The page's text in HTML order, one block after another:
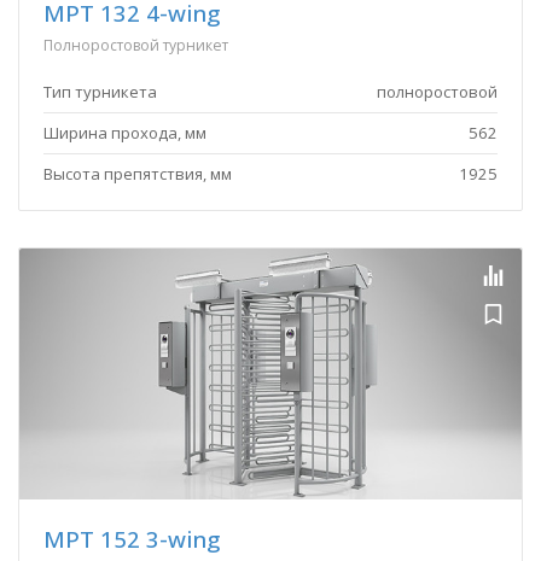
MPT 132 4-wing
Полноростовой турникет
Тип турникета
полноростовой
Ширина прохода, мм
562
Высота препятствия, мм
1925
MPT 152 3-wing